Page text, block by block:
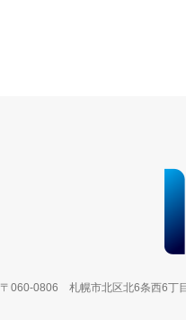
〒060-0806 札幌市北区北6条西6丁